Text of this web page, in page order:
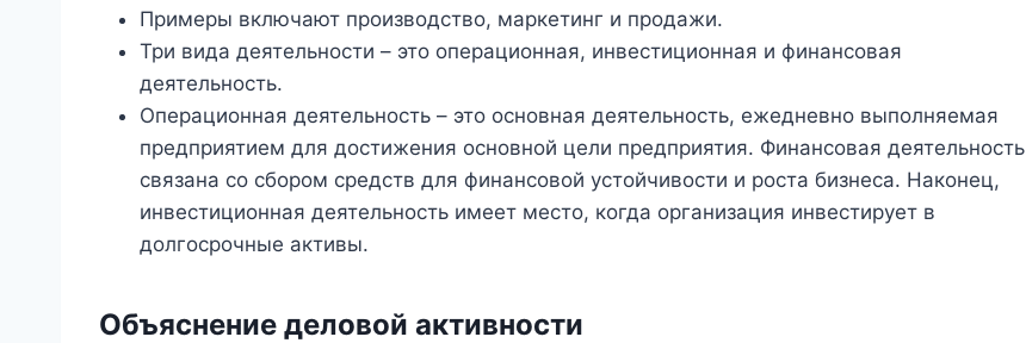
Примеры включают производство, маркетинг и продажи.
Три вида деятельности – это операционная, инвестиционная и финансовая
деятельность.
Операционная деятельность – это основная деятельность, ежедневно выполняемая
предприятием для достижения основной цели предприятия. Финансовая деятельность
связана со сбором средств для финансовой устойчивости и роста бизнеса. Наконец,
инвестиционная деятельность имеет место, когда организация инвестирует в
долгосрочные активы.
Объяснение деловой активности